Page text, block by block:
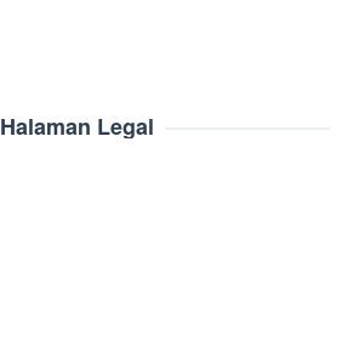
Halaman Legal